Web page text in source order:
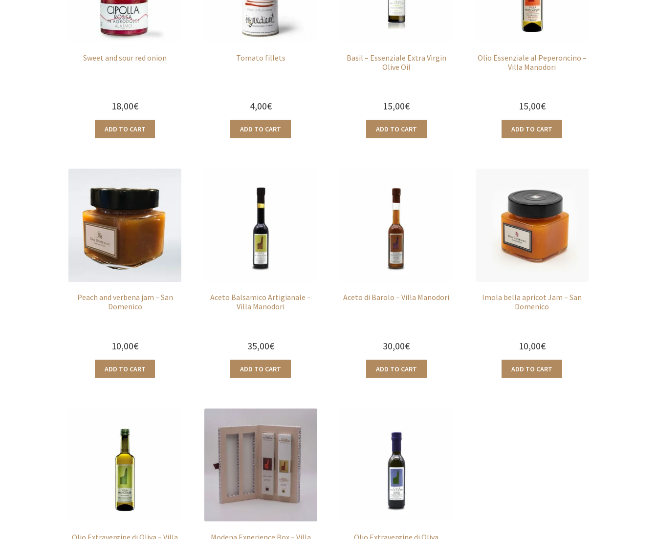
Sweet and sour red onion
18,00€
ADD TO CART
Tomato fillets
4,00€
ADD TO CART
Basil – Essenziale Extra Virgin
Olive Oil
15,00€
ADD TO CART
Olio Essenziale al Peperoncino –
Villa Manodori
15,00€
ADD TO CART
Peach and verbena jam – San
Domenico
10,00€
ADD TO CART
Aceto Balsamico Artigianale –
Villa Manodori
35,00€
ADD TO CART
Aceto di Barolo – Villa Manodori
30,00€
ADD TO CART
Imola bella apricot Jam – San
Domenico
10,00€
ADD TO CART
Olio Extravergine di Oliva – Villa
Modena Experience Box – Villa
Olio Extravergine di Oliva